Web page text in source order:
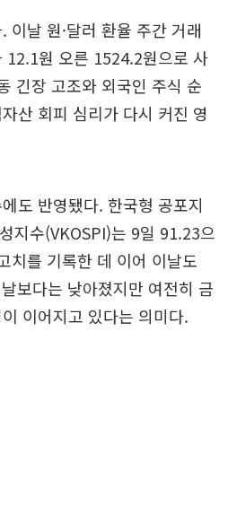
이날 원·달러 환율 주간 거래
12.1원 오른 1524.2원으로 사
긴장 고조와 외국인 주식 순
산 회피 심리가 다시 커진 영
도 반영됐다. 한국형 공포지
지수(VKOSPI)는 9일 91.23으
치를 기록한 데 이어 이날도
보다는 낮아졌지만 여전히 금
이어지고 있다는 의미다.